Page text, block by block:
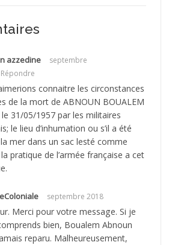
azzedine
septembre
Répondre
connaitre les circonstances
de la mort de ABNOUN BOUALEM
31/05/1957 par les militaires
le lieu d’inhumation ou s’il a été
mer dans un sac lesté comme
la pratique de l’armée française a cet
septembre 2018
Merci pour votre message. Si je
bien, Boualem Abnoun
reparu. Malheureusement,